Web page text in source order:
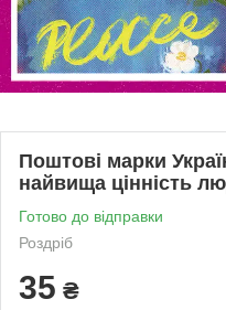
Поштові марки
найвища цінність
Готово до відправки
Роздріб
35 ₴